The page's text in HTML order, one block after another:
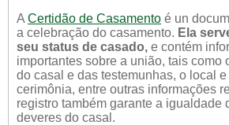
A Certidão de Casamento é un
a celebração do casamento. Ela
seu status de casado, e contém
importantes sobre a união, tais como
do casal e das testemunhas, o local e
cerimônia, entre outras informações
registro também garante a igualdade
deveres do casal.